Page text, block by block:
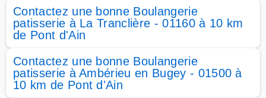
Contactez une bonne Boulangerie
patisserie à La Tranclière - 01160 à 10 km
de Pont d'Ain
Contactez une bonne Boulangerie
patisserie à Ambérieu en Bugey - 01500 à
10 km de Pont d'Ain